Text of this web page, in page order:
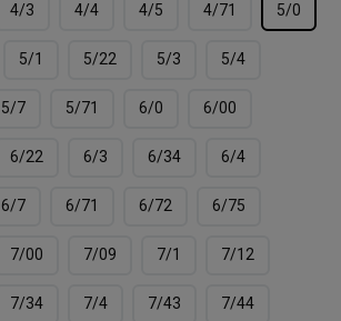
4/3 4/4 4/5 4/71 5/0
5/1 5/22 5/3 5/4
5/7 5/71 6/0 6/00
6/22 6/3 6/34 6/4
6/7 6/71 6/72 6/75
7/00 7/09 7/1 7/12
7/34 7/4 7/43 7/44